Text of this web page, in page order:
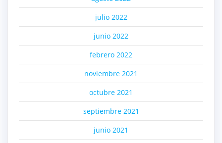
julio 2022
junio 2022
febrero 2022
noviembre 2021
octubre 2021
septiembre 2021
junio 2021